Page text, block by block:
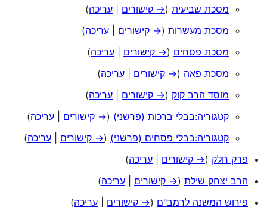
מסכת שביעית (→ קישורים עריכה)
מסכת מעשרות (→ קישורים עריכה)
מסכת פסחים (→ קישורים עריכה)
מסכת פאה (→ קישורים עריכה)
מוסד הרב קוק (→ קישורים עריכה)
קטגוריה:בבלי ברכות (פרשני) (→ קישורים עריכה)
קטגוריה:בבלי פסחים (פרשני) (→ קישורים עריכה)
פרק חלק (→ קישורים עריכה)
הרב יצחק שילת (→ קישורים עריכה)
פירוש המשנה לרמב"ם (→ קישורים עריכה)